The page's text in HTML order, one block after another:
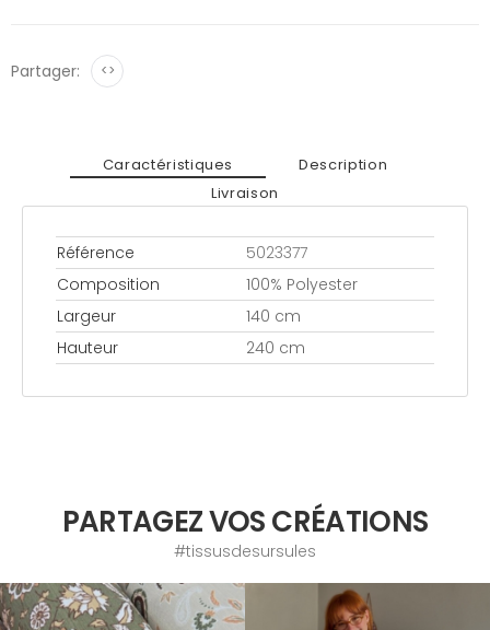
Partager: <>
Caractéristiques
Description
Livraison
Référence
5023377
Composition
100% Polyester
Largeur
140 cm
Hauteur
240 cm
PARTAGEZ VOS CRÉATIONS
#tissusdesursules